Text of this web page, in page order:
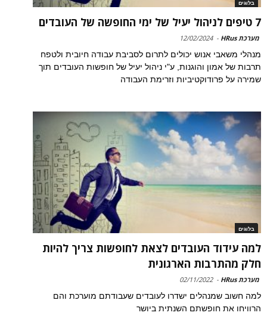
בלוגים
7 טיפים לניהול יעיל של ימי החופשה של העובדים
מערכת HRus -
12/02/2024
מנהלי משאבי אנוש יכולים לתרום לסביבת עבודה חיובית ולטפח
תרבות של אמון והוגנות, ע"י ניהול יעיל של חופשות העובדים תוך
שמירה על פרודוקטיביות וזרימת העבודה
בלוגים
למה עידוד העובדים לצאת לחופשות צריך להיות
חלק מהתרבות הארגונית
מערכת HRus -
02/11/2022
למה חשוב שמנהלים ישדרו לעובדים שעבודתם מוערכת והם
הרוויחו את חופשתם השנתית ביושר